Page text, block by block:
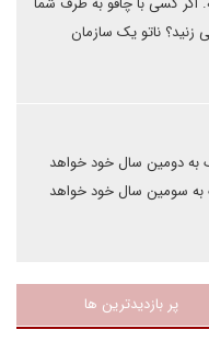
زنید؟ ناتو یک سازمان
به دومین سال خود خواهد
به سومین سال خود خواهد
پر بازدیدترین ها